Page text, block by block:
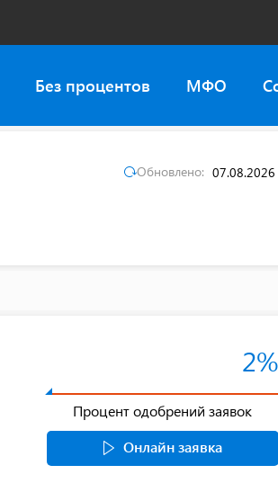
Без процентов МФО
Обновлено: 07.08.2026
2%
Процент одобрений заявок
Онлайн заявка